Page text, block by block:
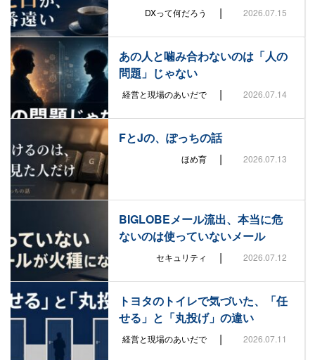
DXって何だろう | 2026.07.15
あの人と噛み合わないのは「人の
問題」じゃない
経営と現場のあいだで | 2026.07.14
FとJの、ぽっちの話
ほめ育 | 2026.07.13
BIGLOBEメール流出、本当に危
ないのは使っていないメール
セキュリティ | 2026.07.12
トヨタのトイレで気づいた、「任
せる」と「丸投げ」の違い
経営と現場のあいだで | 2026.07.11